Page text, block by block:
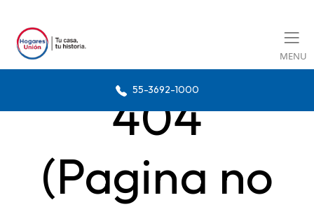
MENU
55-3692-1000
404
(Pagina no